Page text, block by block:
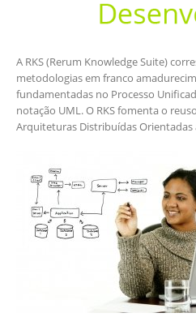
A RKS (Rerum Knowledge Suite)
metodologias em franco
fundamentadas no Processo
notação UML. O RKS fomenta o
Arquiteturas Distribuídas Orientadas